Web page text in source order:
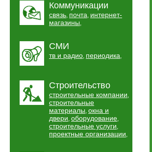
Коммуникации
связь, почта, интернет-
магазины,
СМИ
тв и радио, периодика,
Строительство
строительные компании,
строительные
материалы, окна и
двери, оборудование,
строительные услуги,
проектные организации,